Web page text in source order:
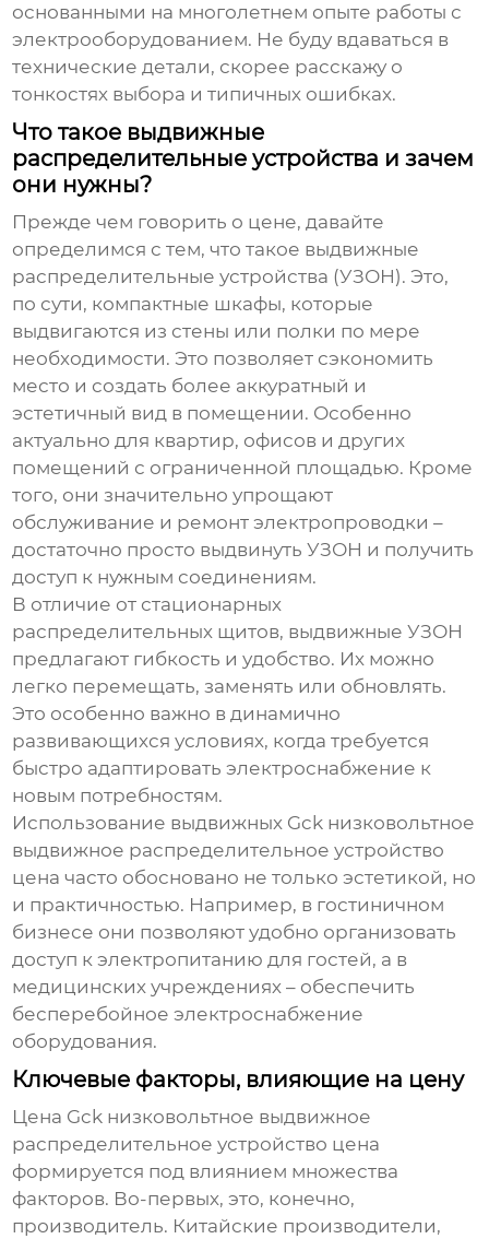
основанными на многолетнем опыте работы с
электрооборудованием. Не буду вдаваться в
технические детали, скорее расскажу о
тонкостях выбора и типичных ошибках.
Что такое выдвижные
распределительные устройства и зачем
они нужны?
Прежде чем говорить о цене, давайте
определимся с тем, что такое выдвижные
распределительные устройства (УЗОН). Это,
по сути, компактные шкафы, которые
выдвигаются из стены или полки по мере
необходимости. Это позволяет сэкономить
место и создать более аккуратный и
эстетичный вид в помещении. Особенно
актуально для квартир, офисов и других
помещений с ограниченной площадью. Кроме
того, они значительно упрощают
обслуживание и ремонт электропроводки –
достаточно просто выдвинуть УЗОН и получить
доступ к нужным соединениям.
В отличие от стационарных
распределительных щитов, выдвижные УЗОН
предлагают гибкость и удобство. Их можно
легко перемещать, заменять или обновлять.
Это особенно важно в динамично
развивающихся условиях, когда требуется
быстро адаптировать электроснабжение к
новым потребностям.
Использование выдвижных Gck низковольтное
выдвижное распределительное устройство
цена часто обосновано не только эстетикой, но
и практичностью. Например, в гостиничном
бизнесе они позволяют удобно организовать
доступ к электропитанию для гостей, а в
медицинских учреждениях – обеспечить
бесперебойное электроснабжение
оборудования.
Ключевые факторы, влияющие на цену
Цена Gck низковольтное выдвижное
распределительное устройство цена
формируется под влиянием множества
факторов. Во-первых, это, конечно,
производитель. Китайские производители,